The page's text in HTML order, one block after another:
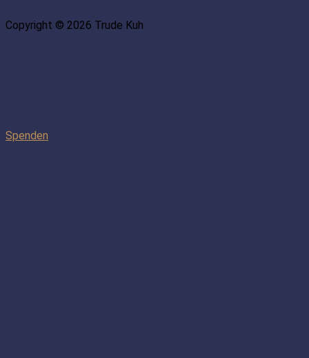
Copyright © 2026 Trude Kuh
Spenden